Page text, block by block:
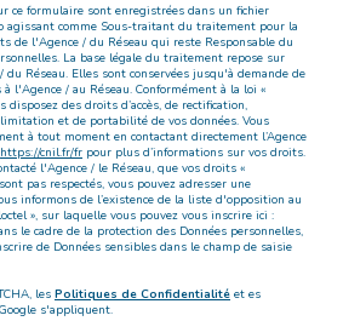
ce formulaire sont enregistrées dans un fichier
agissant comme Sous-traitant du traitement pour la
de l'Agence / du Réseau qui reste Responsable du
La base légale du traitement repose sur
Réseau. Elles sont conservées jusqu'à demande de
l'Agence / au Réseau. Conformément à la loi «
des droits d’accès, de rectification,
limitation et de portabilité de vos données. Vous
à tout moment en contactant directement l’Agence
https://cnil.fr/fr pour plus d’informations sur vos droits.
l'Agence / le Réseau, que vos droits «
pas respectés, vous pouvez adresser une
informons de l’existence de la liste d'opposition au
», sur laquelle vous pouvez vous inscrire ici :
le cadre de la protection des Données personnelles,
de Données sensibles dans le champ de saisie
les Politiques de Confidentialité et es
s'appliquent.